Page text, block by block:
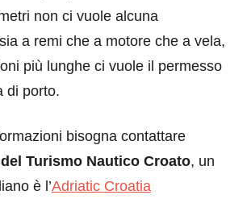
non ci vuole alcuna
a remi che a motore che a vela,
più lunghe ci vuole il permesso
di porto.
bisogna contattare
Turismo Nautico Croato, un
è l’Adriatic Croatia